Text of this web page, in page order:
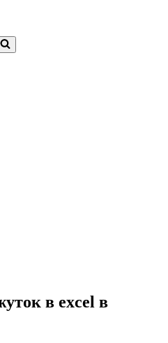
в excel в